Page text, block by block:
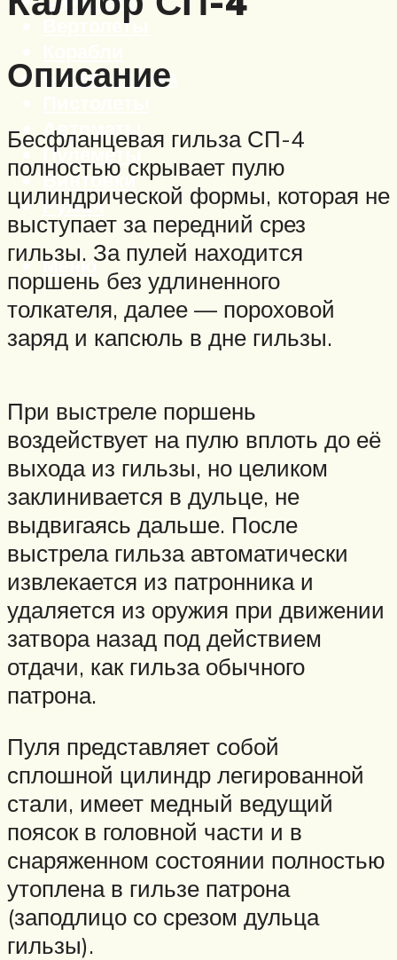
Вертолеты
Бронетехника
Автоматы
Пулеметы
Винтовки
Ружья
Меню
Описание
Бесфланцевая гильза СП-4
полностью скрывает пулю
цилиндрической формы, которая не
выступает за передний срез
гильзы. За пулей находится
поршень без удлиненного
толкателя, далее — пороховой
заряд и капсюль в дне гильзы.
При выстреле поршень
воздействует на пулю вплоть до её
выхода из гильзы, но целиком
заклинивается в дульце, не
выдвигаясь дальше. После
выстрела гильза автоматически
извлекается из патронника и
удаляется из оружия при движении
затвора назад под действием
отдачи, как гильза обычного
патрона.
Пуля представляет собой
сплошной цилиндр легированной
стали, имеет медный ведущий
поясок в головной части и в
снаряженном состоянии полностью
утоплена в гильзе патрона
(заподлицо со срезом дульца
гильзы).